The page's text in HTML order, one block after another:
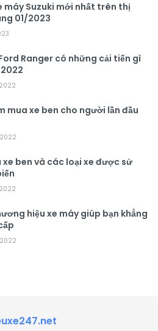
máy Suzuki mới nhất trên thị
01/2023
Ranger có những cải tiến gì
mua xe ben cho người lần đầu
xe ben và các loại xe được sử
hiệu xe máy giúp bạn khẳng